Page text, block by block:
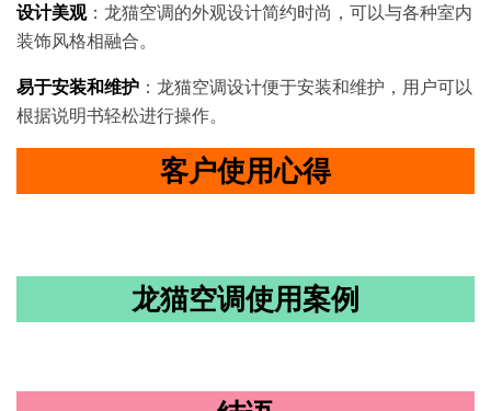
设计美观：龙猫空调的外观设计简约时尚，可以与各种室内
装饰风格相融合。
易于安装和维护 ：龙猫空调设计便于安装和维护，用户可以
根据说明书轻松进行操作。
客户使用心得
龙猫空调使用案例